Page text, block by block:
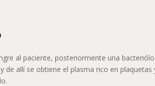
al paciente, posteriormente una
de allí se obtiene el plasma rico en plaquetas